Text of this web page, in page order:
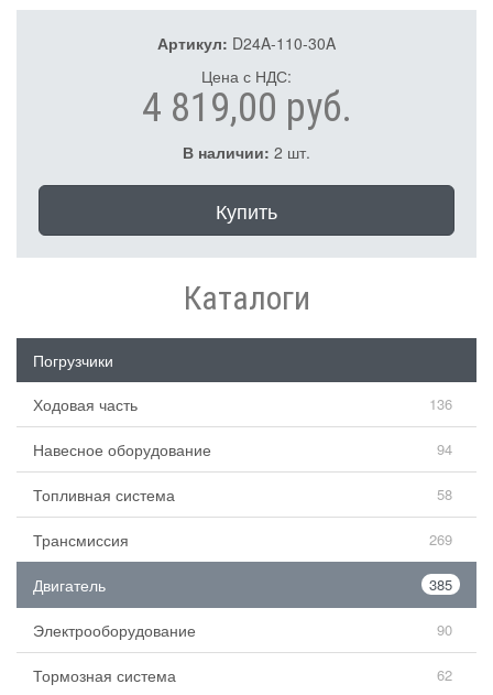
Артикул: D24A-110-30A
Цена с НДС:
4 819,00 руб.
В наличии: 2 шт.
Купить
Каталоги
Погрузчики
Ходовая часть
136
Навесное оборудование 94
Топливная система 58
Трансмиссия 269
Двигатель 385
Электрооборудование 90
Тормозная система 62